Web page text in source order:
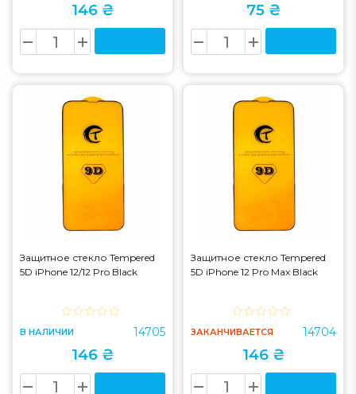
146 ₴ 75 ₴
Защитное стекло Tempered
5D iPhone 12/12 Pro Black
В НАЛИЧИИ 14705
146 ₴
Защитное стекло Tempered
5D iPhone 12 Pro Max Black
ЗАКАНЧИВАЕТСЯ 14704
146 ₴